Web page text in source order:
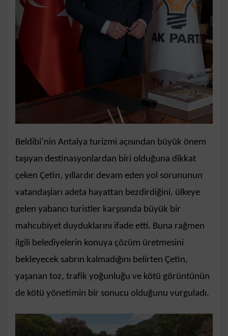
Beldibi’nin Antalya turizmi açısından büyük önem
taşıyan destinasyonlardan biri olduğuna dikkat
çeken Çetin, yıllardır devam eden yol sorununun
vatandaşları adeta hayattan bezdirdiğini, ülkeye
gelen yabancı turistler karşısında büyük bir
mahcubiyet duyduklarını ifade etti. Buna rağmen
ilgili belediyelerin konuya çözüm üretmesini
bekleyecek sabrın kalmadığını belirten Çetin,
yaşanan toz, trafik yoğunluğu ve kötü görüntünün
de kötü yönetimin bir sonucu olduğunu vurguladı.